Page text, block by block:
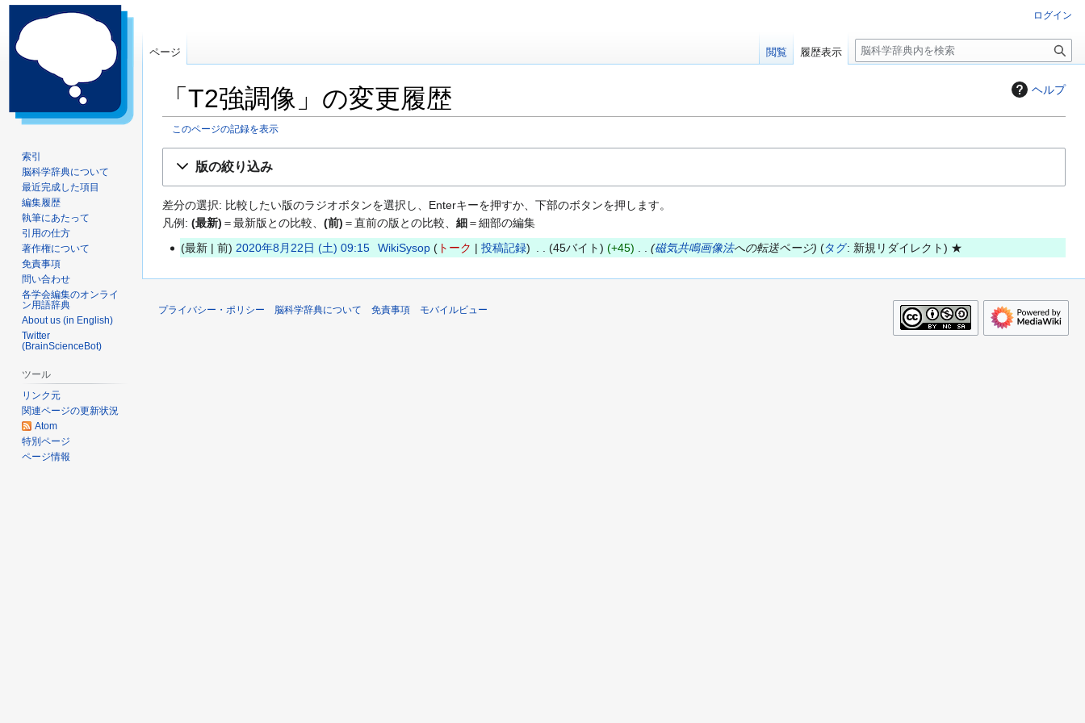
ヘルプ
「T2強調像」の変更履歴
このページの記録を表示
ー
シ
ョ
に
動
移
動
版の絞り込み
差分の選択: 比較したい版のラジオボタンを選択し、Enterキーを押すか、下部のボタンを押します。
凡例: (最新) ＝最新版との比較、 (前) ＝直前の版との比較、 細＝細部の編集
0
最新 前 2020年8月22日 (土) 09:15 WikiSysop トーク 投稿記録 45バイト +45 磁気共鳴画像法への転送ページ タグ: 新規リダイレクト ★
ログイン
ページ 閲覧 履歴表示
検
索
索引
脳科学辞典について
最近完成した項目
編集履歴
執筆にあたって
引用の仕方
著作権について
免責事項
問い合わせ
各学会編集のオンライ
ン用語辞典
About us (in English)
Twitter
(BrainScienceBot)
ツール
リンク元
関連ページの更新状況
Atom
特別ページ
ページ情報
プライバシー・ポリシー 脳科学辞典について 免責事項 モバイルビュー